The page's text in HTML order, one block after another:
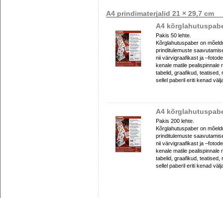
A4 prindimaterjalid 21 × 29,7 cm
A4
Pakis 50 lehte.
Kõrglahutuspaber on
prinditulemuste
nii värvigraafikast ja
kenale matile pealispinnale
tabelid, graafikud, teatised,
sellel paberil eriti kenad
A4
Pakis 200 lehte.
Kõrglahutuspaber on
prinditulemuste
nii värvigraafikast ja
kenale matile pealispinnale
tabelid, graafikud, teatised,
sellel paberil eriti kenad